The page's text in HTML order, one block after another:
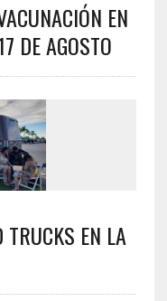
EN
DE AGOSTO
TRUCKS EN LA